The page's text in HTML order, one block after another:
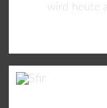
wird heute